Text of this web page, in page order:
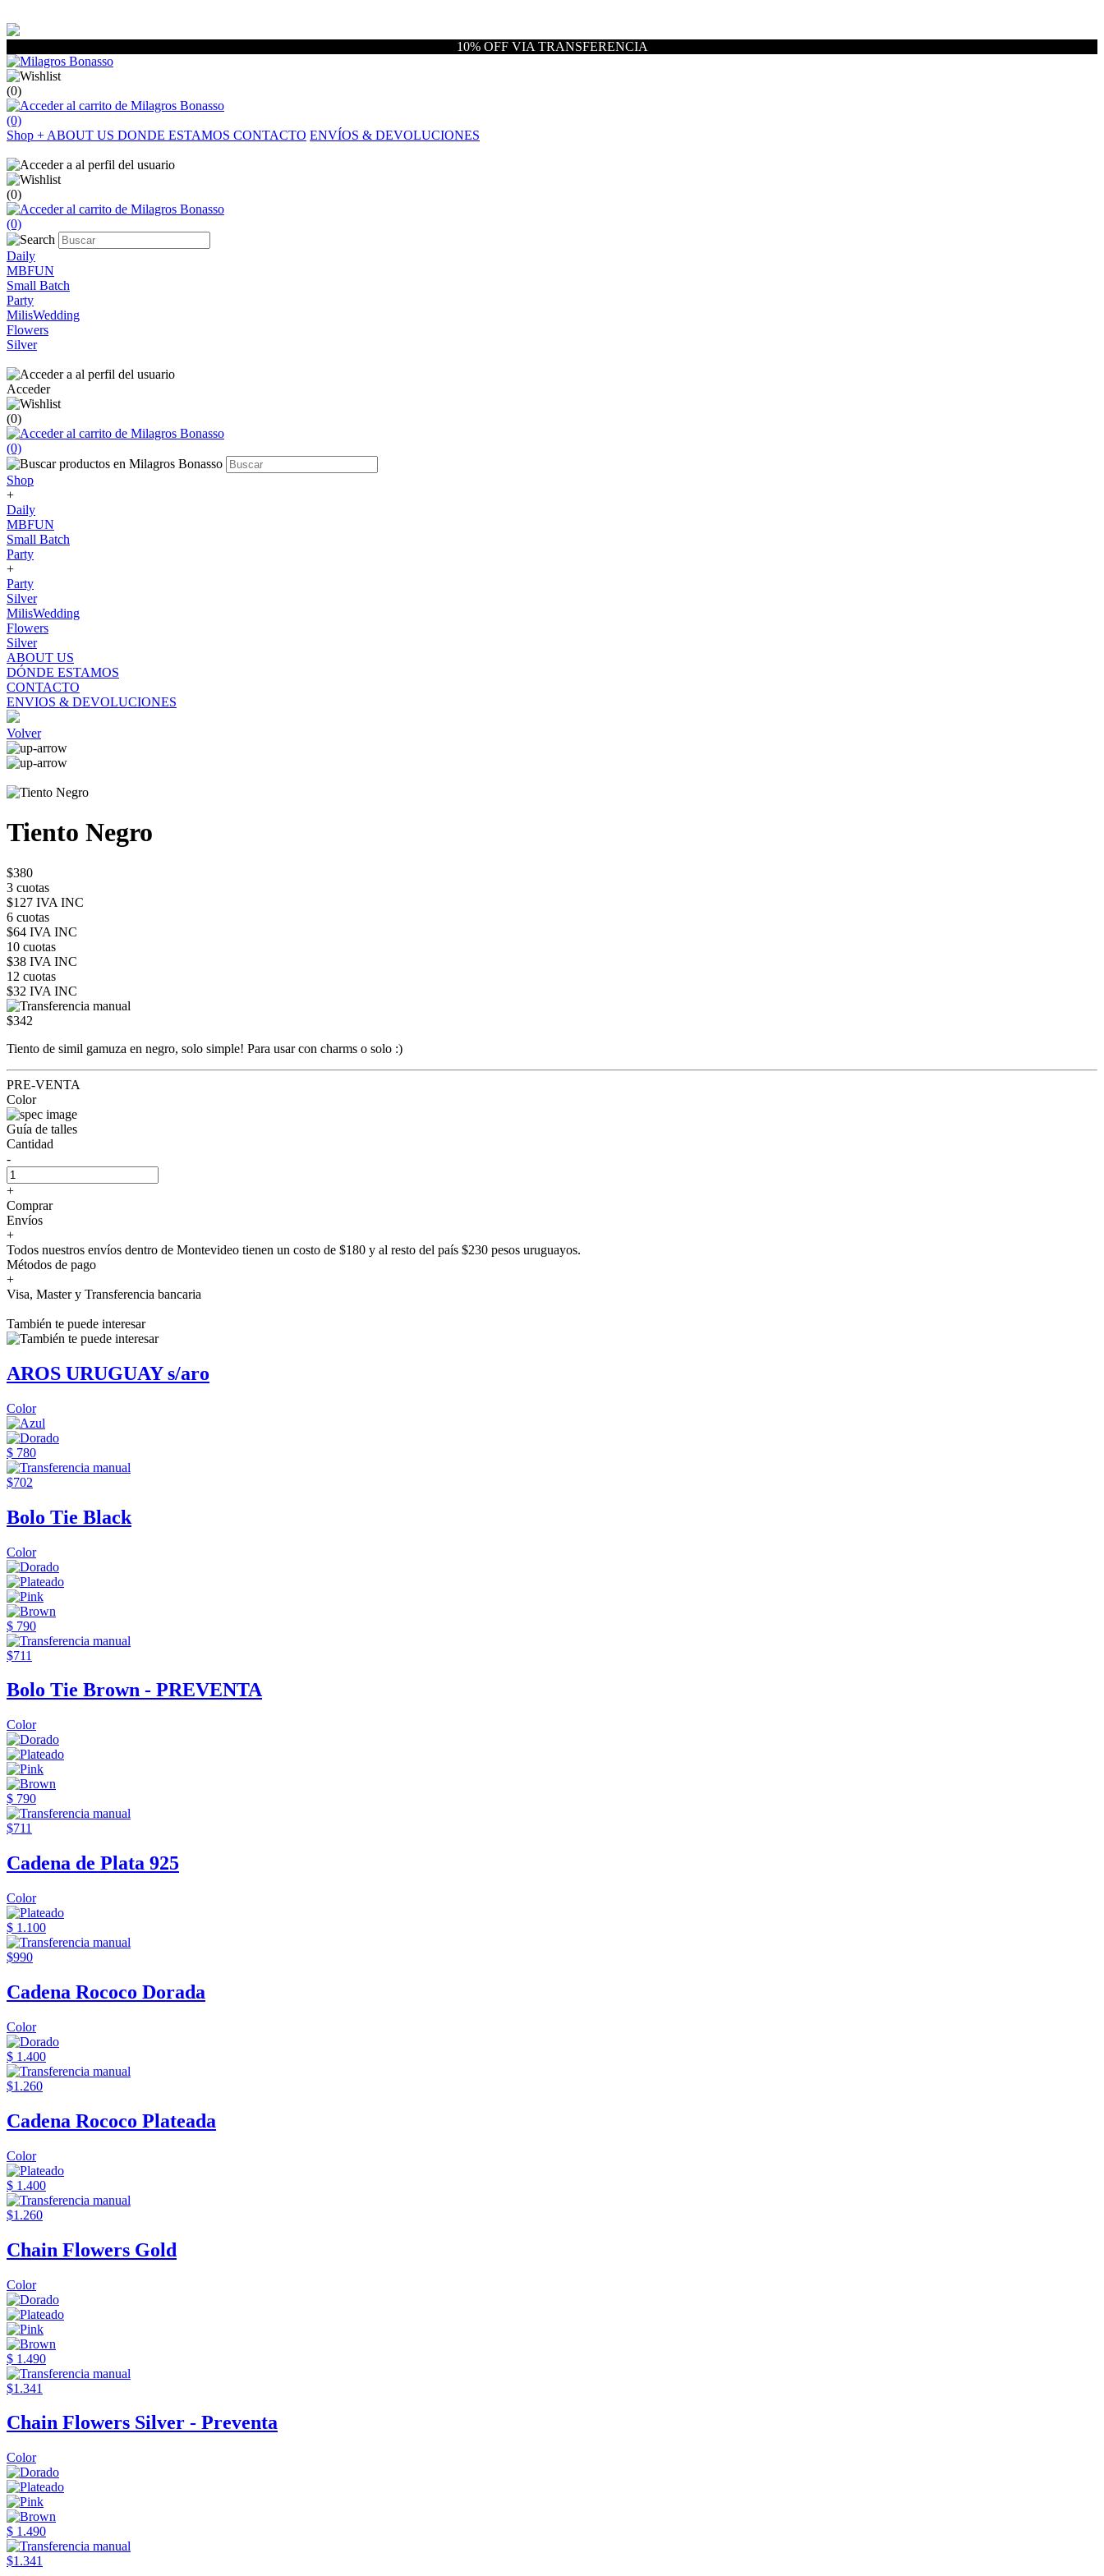
10% OFF VIA TRANSFERENCIA
(0)
(0)
Shop + ABOUT US DONDE ESTAMOS CONTACTO ENVÍOS & DEVOLUCIONES
(0)
(0)
Daily
MBFUN
Small Batch
Party
MilisWedding
Flowers
Silver
Acceder
(0)
(0)
Shop
+
Daily
MBFUN
Small Batch
Party
+
Party
Silver
MilisWedding
Flowers
Silver
ABOUT US
DÓNDE ESTAMOS
CONTACTO
ENVIOS & DEVOLUCIONES
Volver
Tiento Negro
$380
3 cuotas
$127 IVA INC
6 cuotas
$64 IVA INC
10 cuotas
$38 IVA INC
12 cuotas
$32 IVA INC
$342
Tiento de simil gamuza en negro, solo simple! Para usar con charms o solo :)
PRE-VENTA
Color
Guía de talles
Cantidad
-
+
Comprar
Envíos
+
Todos nuestros envíos dentro de Montevideo tienen un costo de $180 y al resto del país $230 pesos uruguayos.
Métodos de pago
+
Visa, Master y Transferencia bancaria
También te puede interesar
AROS URUGUAY s/aro
Color
$ 780
$702
Bolo Tie Black
Color
$ 790
$711
Bolo Tie Brown - PREVENTA
Color
$ 790
$711
Cadena de Plata 925
Color
$ 1.100
$990
Cadena Rococo Dorada
Color
$ 1.400
$1.260
Cadena Rococo Plateada
Color
$ 1.400
$1.260
Chain Flowers Gold
Color
$ 1.490
$1.341
Chain Flowers Silver - Preventa
Color
$ 1.490
$1.341